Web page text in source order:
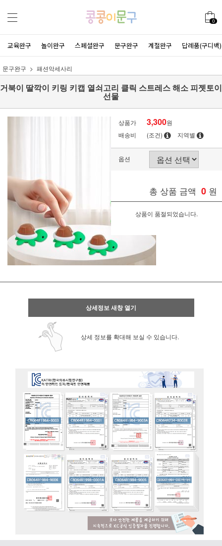
0
교육완구 놀이완구 스페셜완구 문구완구 계절완구 답례품(구디백)
문구완구 패션악세사리
거북이 딸깍이 키링 키캡 열쇠고리 클릭 스트레스 해소 피젯토이
선물
상품가 3,300원
배송비
(조건) 지역별
옵션
총 상품 금액 0 원
상품이 품절되었습니다.
상세정보 새창 열기
상세 정보를 확대해 보실 수 있습니다.